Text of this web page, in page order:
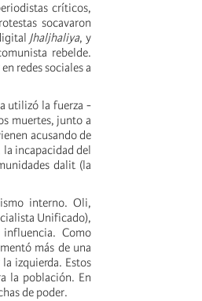
críticos,
socavaron
Jhaljhaliya, y
rebelde.
redes sociales a
utilizó la fuerza -
muertes, junto a
acusando de
incapacidad del
dalit (la
interno. Oli,
Unificado),
Como
más de una
izquierda. Estos
la población. En
de poder.